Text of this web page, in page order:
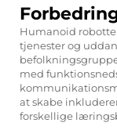
Humanoid
tjenester og
med
at skabe
forskellige